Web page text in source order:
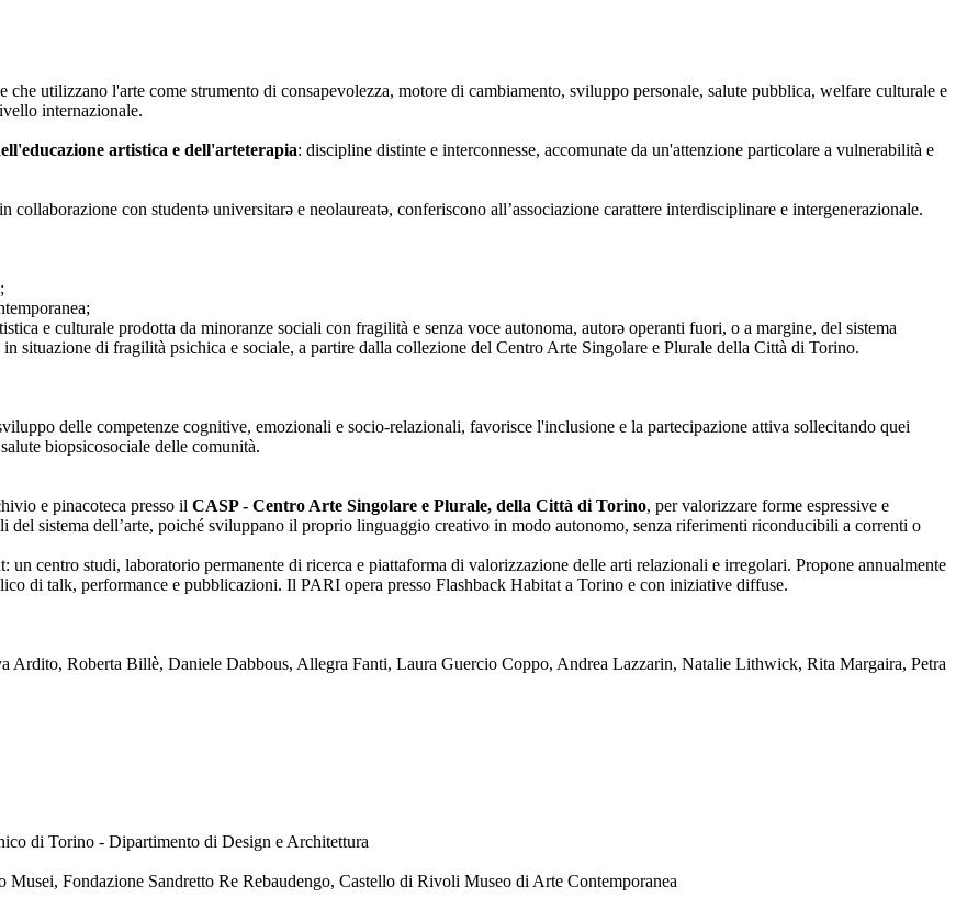
che utilizzano l'arte come strumento di consapevolezza, motore di cambiamento, sviluppo personale, salute pubblica, welfare culturale e
internazionale.
artistica e dell'arteterapia: discipline distinte e interconnesse, accomunate da un'attenzione particolare a vulnerabilità e
con studentə universitarə e neolaureatə, conferiscono all’associazione carattere interdisciplinare e intergenerazionale.
e culturale prodotta da minoranze sociali con fragilità e senza voce autonoma, autorə operanti fuori, o a margine, del sistema
situazione di fragilità psichica e sociale, a partire dalla collezione del Centro Arte Singolare e Plurale della Città di Torino.
delle competenze cognitive, emozionali e socio-relazionali, favorisce l'inclusione e la partecipazione attiva sollecitando quei
biopsicosociale delle comunità.
e pinacoteca presso il CASP - Centro Arte Singolare e Plurale, della Città di Torino, per valorizzare forme espressive e
sistema dell’arte, poiché sviluppano il proprio linguaggio creativo in modo autonomo, senza riferimenti riconducibili a correnti o
un centro studi, laboratorio permanente di ricerca e piattaforma di valorizzazione delle arti relazionali e irregolari. Propone annualmente
di talk, performance e pubblicazioni. Il PARI opera presso Flashback Habitat a Torino e con iniziative diffuse.
Ardito, Roberta Billè, Daniele Dabbous, Allegra Fanti, Laura Guercio Coppo, Andrea Lazzarin, Natalie Lithwick, Rita Margaira, Petra
di Torino - Dipartimento di Design e Architettura
Fondazione Sandretto Re Rebaudengo, Castello di Rivoli Museo di Arte Contemporanea